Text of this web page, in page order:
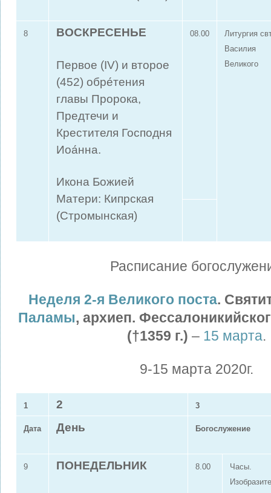
8 ВОСКРЕСЕНЬЕ
Первое (IV) и второе
(452) обре́тения
главы Пророка,
Предтечи и
Крестителя Господня
Иоа́нна.
Икона Божией
Матери: Кипрская
(Стромынская)
08.00
Литургия
Василия
Великого
Расписание
Неделя 2-я Великого поста.
Паламы, архиеп.
(†1359 г.) – 15 марта.
9-15 марта 2020г.
1 2 3
Дата День Богослужение
9 ПОНЕДЕЛЬНИК 8.00
Часы.